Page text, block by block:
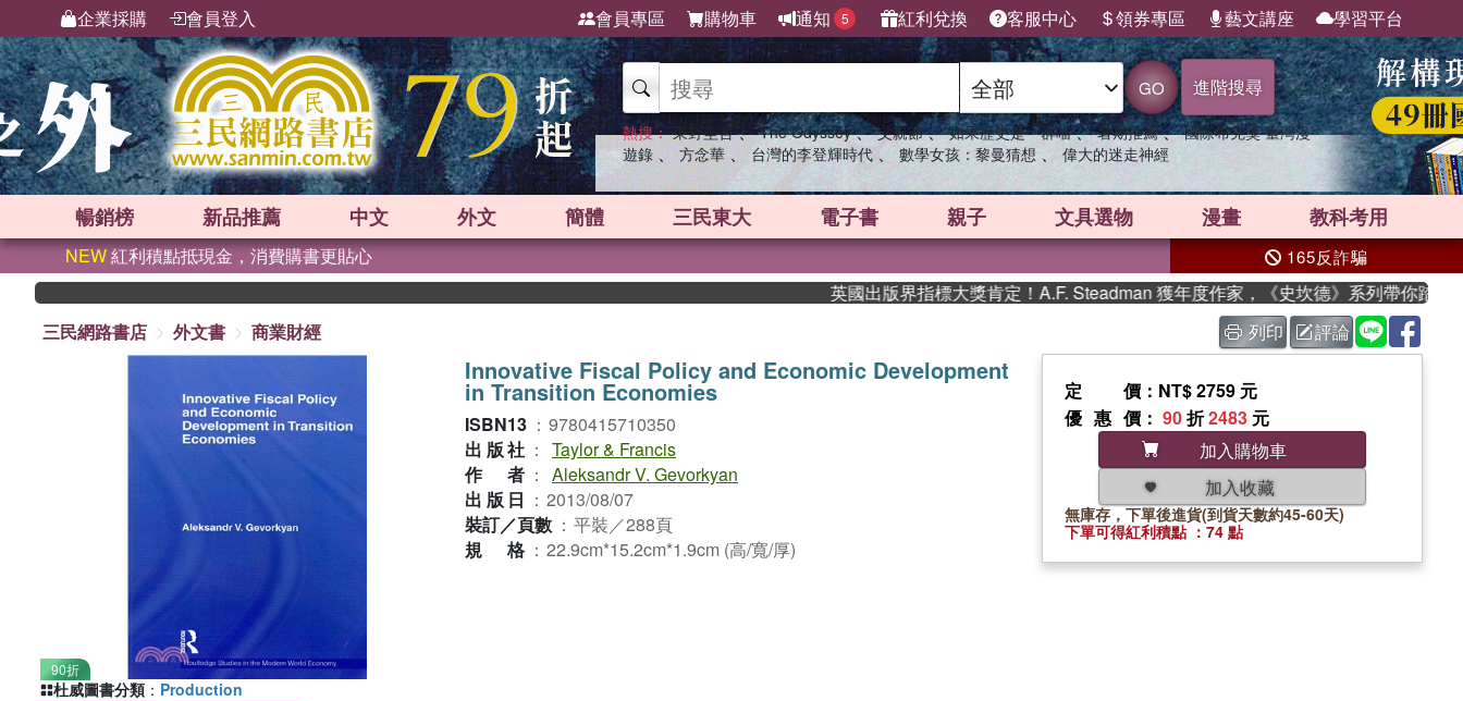
企業採購 會員登入 會員專區 購物車 通知 5 紅利兌換 客服中心 領券專區 藝文講座 學習平台
GO 進階搜尋
熱搜： 東野圭吾 、 The Odyssey 、 父親節 、 如果歷史是一群喵 、 暑期推薦 、 國際布克獎 臺灣漫
遊錄 、 方念華 、 台灣的李登輝時代 、 數學女孩：黎曼猜想 、 偉大的迷走神經
暢銷榜 新品推薦 中文 外文 簡體 三民東大 電子書 親子 文具選物 漫畫 教科考用
NEW紅利積點抵現金，消費購書更貼心 165反詐騙
英國出版界指標大獎肯定！A.F. Steadman 獲年度作家，《史坎德》系列帶你踏上熱血
三民網路書店
外文書 商業財經 列印 評論
90折
Innovative Fiscal Policy and Economic Development
in Transition Economies
ISBN13 ： 9780415710350
出版社 ： Taylor & Francis
作者 ： Aleksandr V. Gevorkyan
出版日 ： 2013/08/07
裝訂／頁數 ： 平裝／288頁
規格 ： 22.9cm*15.2cm*1.9cm (高/寬/厚)
定價 ：NT$ 2759 元
優惠價 ： 90折2483 元
加入購物車
加入收藏
無庫存，下單後進貨(到貨天數約45-60天)
下單可得紅利積點 ：74 點
杜威圖書分類 ： Production